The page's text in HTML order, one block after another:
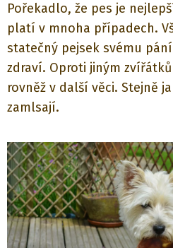
Pořekadlo, že pes je
platí v mnoha případech.
statečný pejsek svému
zdraví. Oproti jiným
rovněž v další věci. Stejně
zamlsají.